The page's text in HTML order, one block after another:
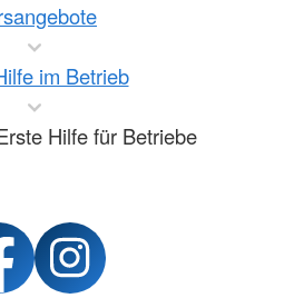
im Betrieb
Hilfe für Betriebe